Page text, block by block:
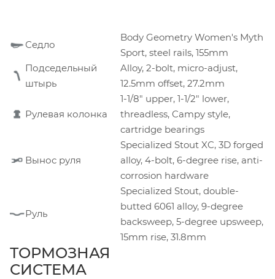
Седло
Body Geometry Women's Myth
Sport, steel rails, 155mm
Подседельный
штырь
Alloy, 2-bolt, micro-adjust,
12.5mm offset, 27.2mm
Рулевая колонка
1-1/8" upper, 1-1/2" lower,
threadless, Campy style,
cartridge bearings
Вынос руля
Specialized Stout XC, 3D forged
alloy, 4-bolt, 6-degree rise, anti-
corrosion hardware
Руль
Specialized Stout, double-
butted 6061 alloy, 9-degree
backsweep, 5-degree upsweep,
15mm rise, 31.8mm
ТОРМОЗНАЯ
СИСТЕМА